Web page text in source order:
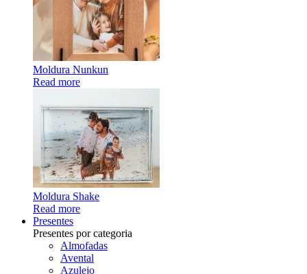
Moldura Nunkun
Read more
Moldura Shake
Read more
Presentes
Presentes por categoria
Almofadas
Avental
Azulejo